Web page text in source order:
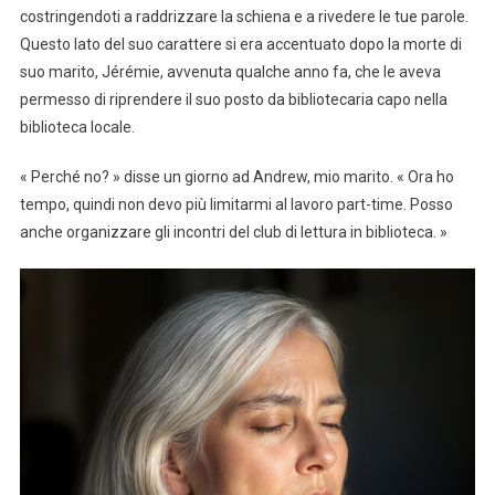
costringendoti a raddrizzare la schiena e a rivedere le tue parole.
Questo lato del suo carattere si era accentuato dopo la morte di
suo marito, Jérémie, avvenuta qualche anno fa, che le aveva
permesso di riprendere il suo posto da bibliotecaria capo nella
biblioteca locale.
« Perché no? » disse un giorno ad Andrew, mio marito. « Ora ho
tempo, quindi non devo più limitarmi al lavoro part-time. Posso
anche organizzare gli incontri del club di lettura in biblioteca. »